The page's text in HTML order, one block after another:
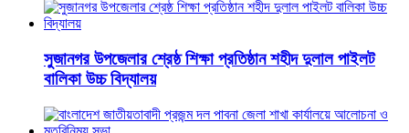
সুজানগর উপজেলার শ্রেষ্ঠ শিক্ষা প্রতিষ্ঠান শহীদ দুলাল পাইলট
বালিকা উচ্চ বিদ্যালয়